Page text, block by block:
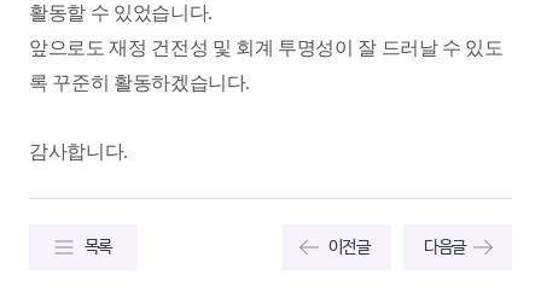
활동할 수 있었습니다.
앞으로도 재정 건전성 및 회계 투명성이 잘 드러날 수 있도
록 꾸준히 활동하겠습니다.
감사합니다.
목록 이전글 다음글